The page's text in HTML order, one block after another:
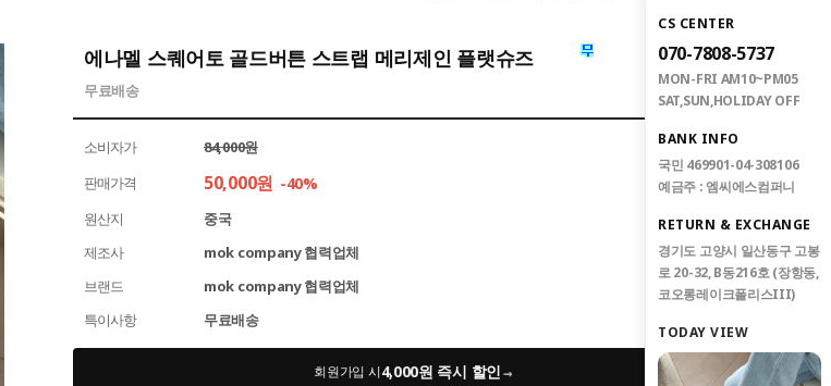
CS CENTER
070-7808-5737
MON-FRI AM10~PM05
SAT,SUN,HOLIDAY OFF
BANK INFO
국민 469901-04-308106
예금주 : 엠씨에스컴퍼니
RETURN & EXCHANGE
경기도 고양시 일산동구 고봉
로 20-32, B동216호 (장항동,
코오롱레이크폴리스III)
TODAY VIEW
에나멜 스퀘어토 골드버튼 스트랩 메리제인 플랫슈즈
무료배송
소비자가
84,000원
판매가격
50,000원 -40%
원산지
중국
제조사
mok company 협력업체
브랜드
mok company 협력업체
특이사항
무료배송
회원가입 시4,000원 즉시 할인→